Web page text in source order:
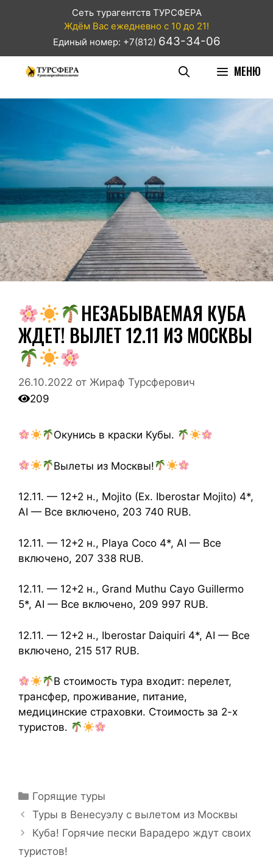
Сеть турагентств ТУРСФЕРА
Ждём Вас ежедневно с 10 до 21!
Единый номер: +7(812) 643-34-06
МЕНЮ
НЕЗАБЫВАЕМАЯ КУБА
ЖДЕТ! ВЫЛЕТ 12.11 ИЗ МОСКВЫ
26.10.2022 от Жираф Турсферович
209
Окунись в краски Кубы.
Вылеты из Москвы!
12.11. — 12+2 н., Mojito (Ex. Iberostar Mojito) 4*,
AI — Все включено, 203 740 RUB.
12.11. — 12+2 н., Playa Coco 4*, AI — Все
включено, 207 338 RUB.
12.11. — 12+2 н., Grand Muthu Cayo Guillermo
5*, AI — Все включено, 209 997 RUB.
12.11. — 12+2 н., Iberostar Daiquiri 4*, AI — Все
включено, 215 517 RUB.
В стоимость тура входит: перелет,
трансфер, проживание, питание,
медицинские страховки. Стоимость за 2-х
туристов.
Горящие туры
Туры в Венесуэлу с вылетом из Москвы
Куба! Горячие пески Варадеро ждут своих
туристов!